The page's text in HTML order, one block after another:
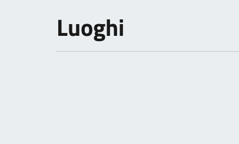
Luoghi